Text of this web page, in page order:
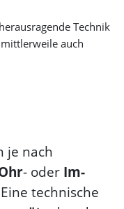
Technik
auch
je nach
- oder Im-
technische